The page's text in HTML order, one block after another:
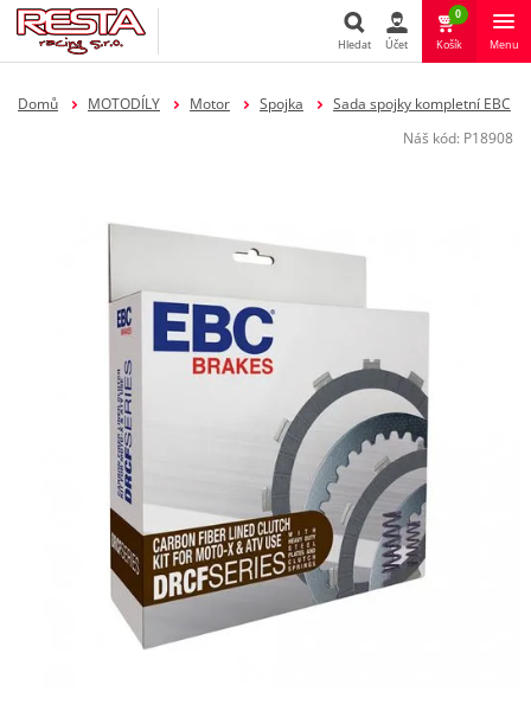
Hledat
Hledat Účet
0
Košík Menu
Domů MOTODÍLY Motor Spojka
Sada spojky kompletní EBC
Náš kód: P18908